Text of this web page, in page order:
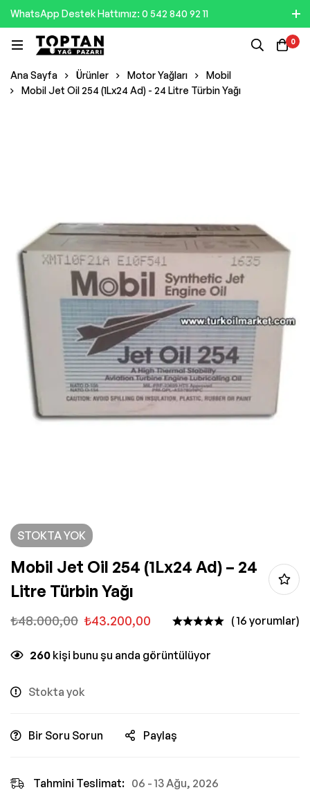
WhatsApp Destek Hattımız: 0 542 840 92 11
0
Ana Sayfa Ürünler Motor Yağları
Mobil
Mobil Jet Oil 254 (1Lx24 Ad) - 24 Litre Türbin Yağı
STOKTA YOK
Mobil Jet Oil 254 (1Lx24 Ad) – 24
Litre Türbin Yağı
₺48.000,00 ₺43.200,00 ( 16 yorumlar)
260 kişi bunu şu anda görüntülüyor
Stokta yok
Bir Soru Sorun Paylaş
Tahmini Teslimat: 06 - 13 Ağu, 2026